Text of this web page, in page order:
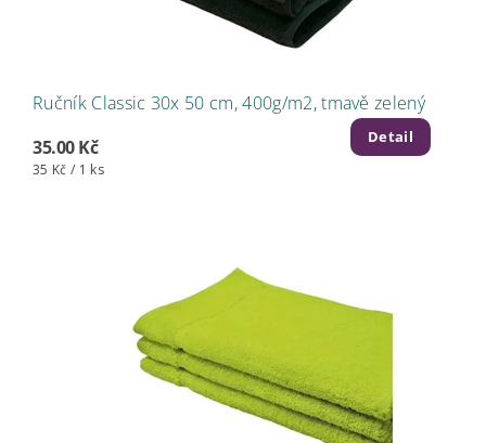
Ručník Classic 30x 50 cm, 400g/m2, tmavě zelený
35.00 Kč
35 Kč / 1 ks
Detail